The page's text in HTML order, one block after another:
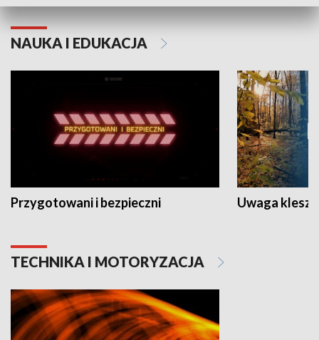
NAUKA I EDUKACJA
Przygotowani i bezpieczni Uwaga
TECHNIKA I MOTORYZACJA